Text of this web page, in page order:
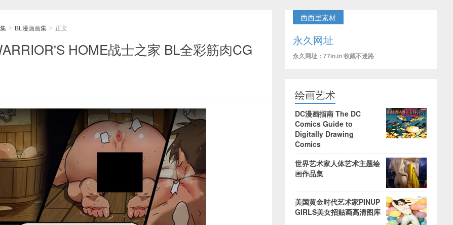
> BL漫画画集 > 正文
HOME战士之家 BL全彩筋肉CG
西西里素材
永久网址
永久网址：77in.in 收藏不迷路
绘画艺术
DC漫画指南 The DC
Comics Guide to
Digitally Drawing
Comics
世界艺术家人体艺术主题绘
画作品集
美国黄金时代艺术家PINUP
GIRLS美女招贴画高清图库